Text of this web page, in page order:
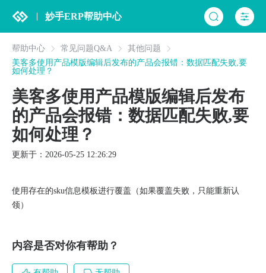
妙手ERP帮助中心
帮助中心 常见问题Q&A
其他问题
美客多使用产品模版编辑后发布的产品会报错：数据匹配失败,要
如何处理？
美客多使用产品模版编辑后发布
的产品会报错：数据匹配失败,要
如何处理？
更新于：2026-05-25 12:26:29
使用存在的sku信息模板进行覆盖（如果覆盖失败，只能重新认
领）
内容是否对你有帮助？